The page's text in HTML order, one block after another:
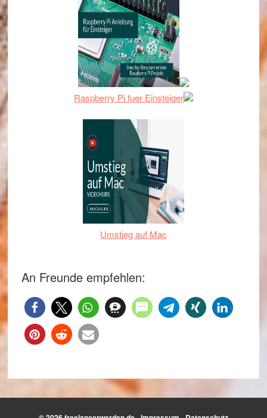
Raspberry Pi fuer Einsteiger
Umstieg auf Mac
An Freunde empfehlen: